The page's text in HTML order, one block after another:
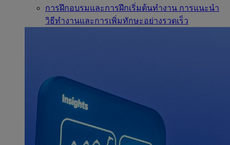
การฝึกอบรมและการฝึกเริ่มต้นทำงาน การแนะนำ
วิธีทำงานและการเพิ่มทักษะอย่างรวดเร็ว